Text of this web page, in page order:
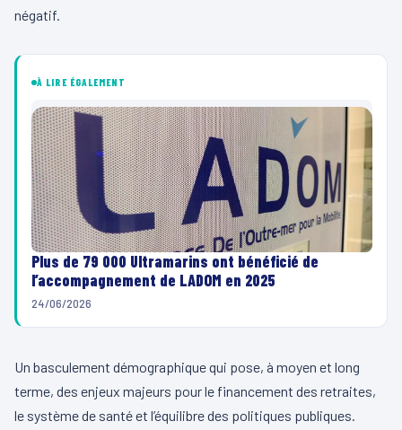
négatif.
À LIRE ÉGALEMENT
Plus de 79 000 Ultramarins ont bénéficié de
l’accompagnement de LADOM en 2025
24/06/2026
Un basculement démographique qui pose, à moyen et long
terme, des enjeux majeurs pour le financement des retraites,
le système de santé et l’équilibre des politiques publiques.